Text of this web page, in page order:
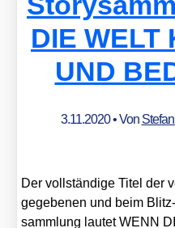
DIE WELT
UND
3.11.2020• Von
Der voll­stän­di­ge Titel der
ge­ge­be­nen und beim
samm­lung lau­tet WENN